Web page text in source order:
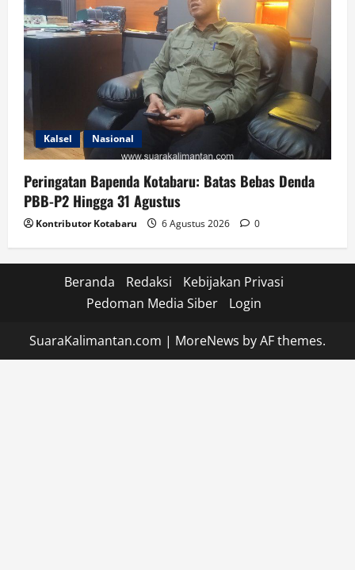
Kalsel Nasional
Peringatan Bapenda Kotabaru: Batas Bebas Denda
PBB-P2 Hingga 31 Agustus
Kontributor Kotabaru 6 Agustus 2026 0
Beranda Redaksi
Kebijakan Privasi
Pedoman Media Siber
Login
SuaraKalimantan.com | MoreNews by AF themes.